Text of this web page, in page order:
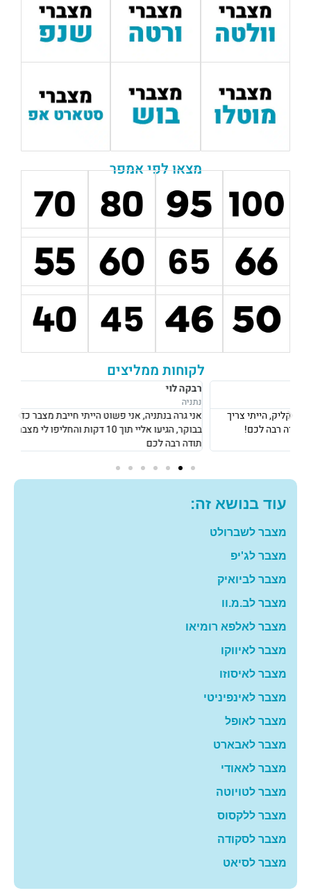
מצאו לפי אמפר
לקוחות ממליצים
אני גרה בנתניה, אני פשוט הייתי חייבת מצבר כדי לצאת לעבודה ב8
בבוקר, הגיעו אליי תוך 10 דקות והחליפו לי מצבר עם מחיר מאוד הוגן!
עוד בנושא זה:
מצבר לשברולט
מצבר לג'יפ
מצבר לביואיק
מצבר לב.מ.וו
מצבר לאלפא רומיאו
מצבר לאיווקו
מצבר לאיסוזו
מצבר לאינפיניטי
מצבר לאופל
מצבר לאבארט
מצבר לאאודי
מצבר לטויוטה
מצבר ללקסוס
מצבר לסקודה
מצבר לסיאט